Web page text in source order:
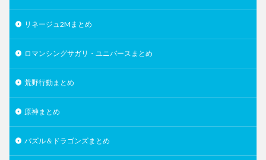
リネージュ2Mまとめ
ロマンシングサガリ・ユニバースまとめ
荒野行動まとめ
原神まとめ
パズル＆ドラゴンズまとめ